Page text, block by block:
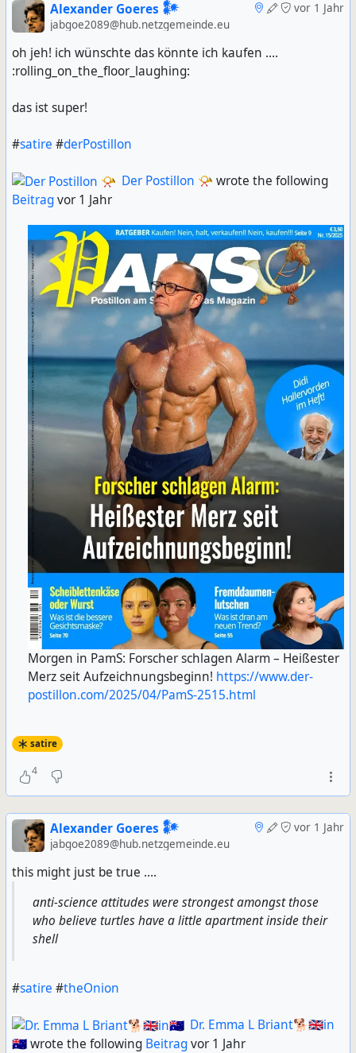
vor 1 Jahr
Alexander Goeres 𒀯
jabgoe2089@hub.netzgemeinde.eu
oh jeh! ich wünschte das könnte ich kaufen ....
:rolling_on_the_floor_laughing:
das ist super!
#satire #derPostillon
Der Postillon 📯 wrote the following
Beitragvor 1 Jahr
Morgen in PamS: Forscher schlagen Alarm – Heißester
Merz seit Aufzeichnungsbeginn! https://www.der-
postillon.com/2025/04/PamS-2515.html
satire
4
vor 1 Jahr
Alexander Goeres 𒀯
jabgoe2089@hub.netzgemeinde.eu
this might just be true ....
anti-science attitudes were strongest amongst those
who believe turtles have a little apartment inside their
shell
#satire #theOnion
Dr. Emma L Briant🐕🇬🇧in
🇦🇺wrote the following Beitragvor 1 Jahr